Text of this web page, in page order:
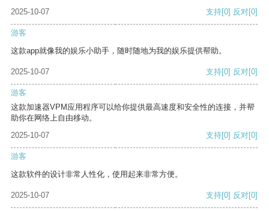
2025-10-07
支持[0] 反对[0]
游客
这款app就像我的娱乐小助手，随时随地为我的娱乐提供帮助。
2025-10-07 支持[0] 反对[0]
游客
这款加速器VPM应用程序可以给你提供最高速度和安全性的连接，并帮
助你在网络上自由移动。
2025-10-07
支持[0] 反对[0]
游客
这款软件的设计非常人性化，使用起来非常方便。
2025-10-07 支持[0] 反对[0]